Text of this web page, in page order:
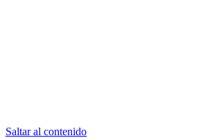
Saltar al contenido